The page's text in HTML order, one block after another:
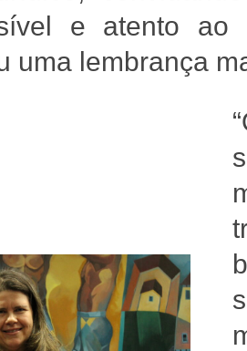
e atento
uma lembrança